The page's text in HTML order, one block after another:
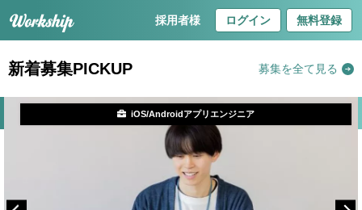
採用者様 ログイン 無料登録
新着募集PICKUP 募集を全て見る
iOS/Androidアプリエンジニア